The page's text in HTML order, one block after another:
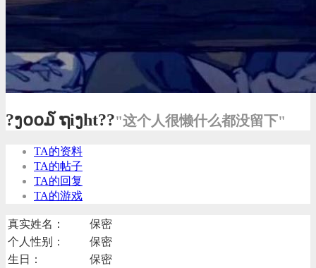
?ງ໐໐໓ ຖiງht??"这个人很懒什么都没留下"
TA的资料
TA的帖子
TA的回复
TA的游戏
真实姓名：
保密
个人性别：
保密
生日：
保密